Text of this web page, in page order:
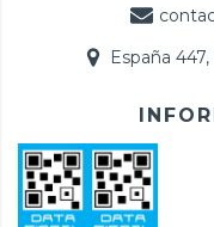
España